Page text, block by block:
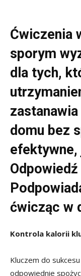
Ćwiczenia
sporym
dla tych,
domu bez
efektywne,
ćwicząc w
Kontrola kalorii
Kluczem do
odpowiednie